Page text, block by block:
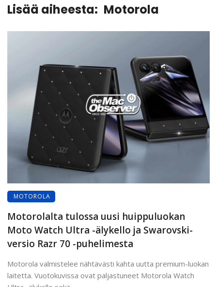
Lisää aiheesta: Motorola
MOTOROLA
Motorolalta tulossa uusi huippuluokan
Moto Watch Ultra -älykello ja Swarovski-
versio Razr 70 -puhelimesta
Motorola valmistelee nähtävästi kahta uutta premium-luokan
laitetta. Vuotokuvissa ovat paljastuneet Motorola Watch